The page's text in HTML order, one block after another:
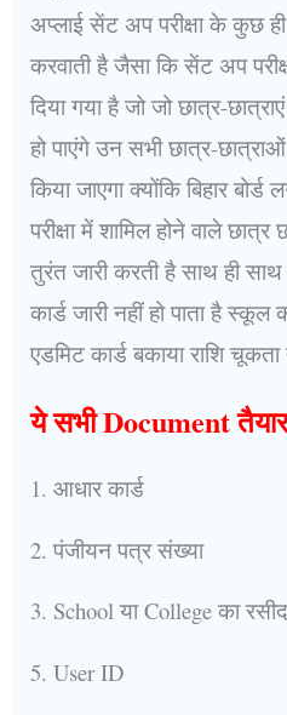
अप्लाई सेंट अप परीक्षा के कुछ
करवाती है जैसा कि सेंट अप
दिया गया है जो जो छात्र-
हो पाएंगे उन सभी छात्र-
किया जाएगा क्योंकि बिहार
परीक्षा में शामिल होने वाले
तुरंत जारी करती है साथ ही
कार्ड जारी नहीं हो पाता है
एडमिट कार्ड बकाया राशि
ये सभी Document
1. आधार कार्ड
2. पंजीयन पत्र संख्या
3. School या College का रसीद
5. User ID